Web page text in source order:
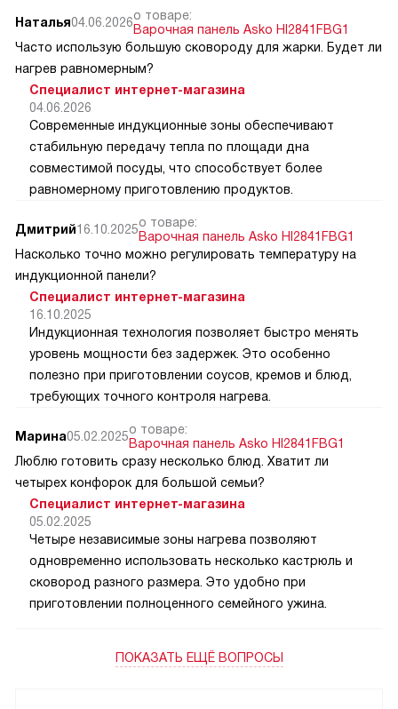
Наталья04.06.2026о товаре:
Варочная панель Asko HI2841FBG1
Часто использую большую сковороду для жарки. Будет ли
нагрев равномерным?
Специалист интернет-магазина
04.06.2026
Современные индукционные зоны обеспечивают
стабильную передачу тепла по площади дна
совместимой посуды, что способствует более
равномерному приготовлению продуктов.
Дмитрий16.10.2025о товаре:
Варочная панель Asko HI2841FBG1
Насколько точно можно регулировать температуру на
индукционной панели?
Специалист интернет-магазина
16.10.2025
Индукционная технология позволяет быстро менять
уровень мощности без задержек. Это особенно
полезно при приготовлении соусов, кремов и блюд,
требующих точного контроля нагрева.
Марина05.02.2025о товаре:
Варочная панель Asko HI2841FBG1
Люблю готовить сразу несколько блюд. Хватит ли
четырех конфорок для большой семьи?
Специалист интернет-магазина
05.02.2025
Четыре независимые зоны нагрева позволяют
одновременно использовать несколько кастрюль и
сковород разного размера. Это удобно при
приготовлении полноценного семейного ужина.
ПОКАЗАТЬ ЕЩЁ ВОПРОСЫ